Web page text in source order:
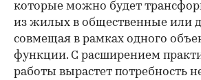
которые можно будет
из жилых в общественные или
совмещая в рамках одного
функции. С расширением
работы вырастет потребность